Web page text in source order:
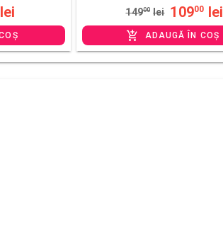
lei 14900 lei 10900 lei
ADAUGĂ ÎN COȘ